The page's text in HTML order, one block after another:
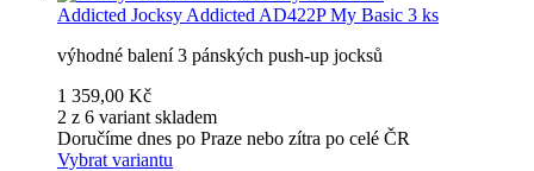
Addicted Jocksy Addicted AD422P My Basic 3 ks
výhodné balení 3 pánských push-up jocksů
1 359,00 Kč
2 z 6 variant skladem
Doručíme dnes po Praze nebo zítra po celé ČR
Vybrat variantu